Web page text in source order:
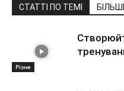
СТАТТІ ПО ТЕМІ
Різне